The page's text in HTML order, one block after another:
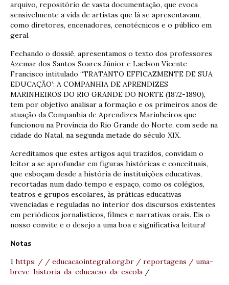
arquivo, repositório de vasta documentação, que evoca
sensivelmente a vida de artistas que lá se apresentavam,
como diretores, encenadores, cenotécnicos e o público em
geral.
Fechando o dossiê, apresentamos o texto dos professores
Azemar dos Santos Soares Júnior e Laelson Vicente
Francisco intitulado “TRATANTO EFFICAZMENTE DE SUA
EDUCAÇÃO’: A COMPANHIA DE APRENDIZES
MARINHEIROS DO RIO GRANDE DO NORTE (1872-1890),
tem por objetivo analisar a formação e os primeiros anos de
atuação da Companhia de Aprendizes Marinheiros que
funcionou na Província do Rio Grande do Norte, com sede na
cidade do Natal, na segunda metade do século XIX.
Acreditamos que estes artigos aqui trazidos, convidam o
leitor a se aprofundar em figuras históricas e conceituais,
que esboçam desde a história de instituições educativas,
recortadas num dado tempo e espaço, como os colégios,
teatros e grupos escolares, às práticas educativas
vivenciadas e reguladas no interior dos discursos existentes
em periódicos jornalísticos, filmes e narrativas orais. Eis o
nosso convite e o desejo a uma boa e significativa leitura!
Notas
1 https: / / educacaointegral.org.br / reportagens / uma-
breve-historia-da-educacao-da-escola /